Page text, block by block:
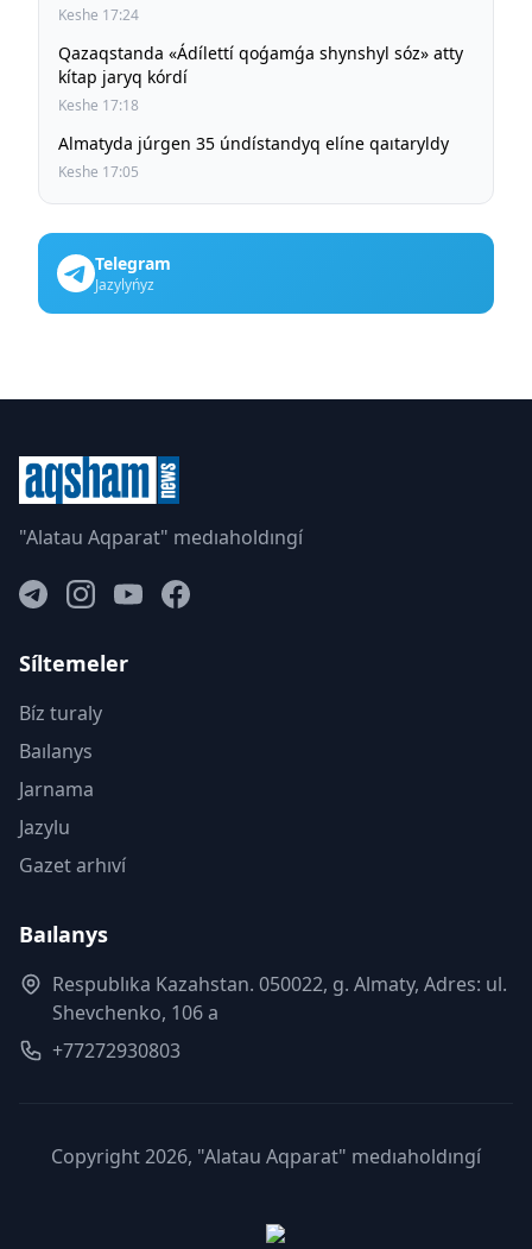
Keshe 17:24
Qazaqstanda «Ádílettí qoǵamǵa shynshyl sóz» atty
kítap jaryq kórdí
Keshe 17:18
Almatyda júrgen 35 úndístandyq elíne qaıtaryldy
Keshe 17:05
Telegram
Jazylyńyz
"Alatau Aqparat" medıaholdıngí
Síltemeler
Bíz turaly
Baılanys
Jarnama
Jazylu
Gazet arhıví
Baılanys
Respublıka Kazahstan. 050022, g. Almaty, Adres: ul.
Shevchenko, 106 a
+77272930803
Copyright 2026, "Alatau Aqparat" medıaholdıngí